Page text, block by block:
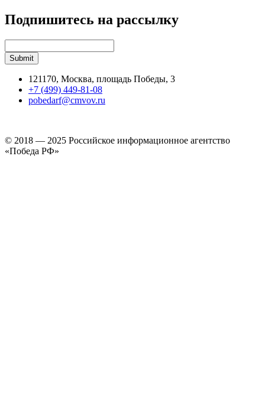
Подпишитесь на рассылку
121170, Москва, площадь Победы, 3
+7 (499) 449-81-08
pobedarf@cmvov.ru
© 2018 — 2025 Российское информационное агентство
«Победа РФ»